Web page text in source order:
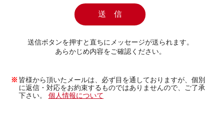
送信ボタンを押すと直ちにメッセージが送られます。
あらかじめ内容をご確認ください。
皆様から頂いたメールは、必ず目を通しておりますが、個別
に返信・対応をお約束するものではありませんので、ご了承
下さい。 個人情報について